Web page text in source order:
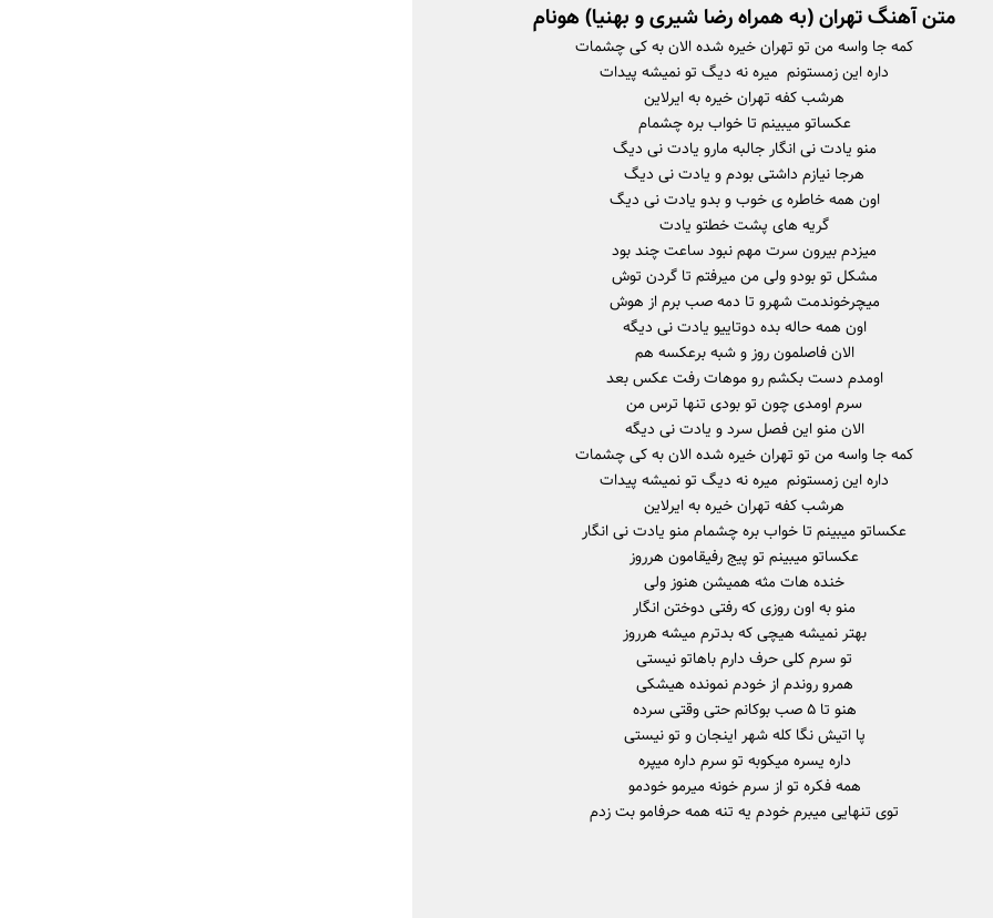
متن آهنگ تهران (به همراه رضا شیری و بهنیا) هونام
کمه جا واسه من تو تهران خیره شده الان به کی چشمات
داره این زمستونم میره نه دیگ تو نمیشه پیدات
هرشب کفه تهران خیره به ایرلاین
عکساتو میبینم تا خواب بره چشمام
منو یادت نی انگار جالبه مارو یادت نی دیگ
هرجا نیازم داشتی بودم و یادت نی دیگ
اون همه خاطره ی خوب و بدو یادت نی دیگ
گریه های پشت خطتو یادت
میزدم بیرون سرت مهم نبود ساعت چند بود
مشکل تو بودو ولی من میرفتم تا گردن توش
میچرخوندمت شهرو تا دمه صب برم از هوش
اون همه حاله بده دوتاییو یادت نی ‌دیگه
الان فاصلمون روز و شبه برعکسه هم
اومدم دست بکشم رو موهات رفت عکس بعد
سرم اومدی چون تو بودی تنها ترس من
الان منو این فصل سرد و یادت نی دیگه
کمه جا واسه من تو تهران خیره شده الان به کی چشمات
داره این زمستونم میره نه دیگ تو نمیشه پیدات
هرشب کفه تهران خیره به ایرلاین
عکساتو میبینم تا خواب بره چشمام منو یادت نی انگار
عکساتو میبینم تو پیج رفیقامون هرروز
خنده هات مثه همیشن هنوز ولی
منو به اون روزی که رفتی دوختن انگار
بهتر نمیشه هیچی که بدترم میشه هرروز
تو سرم کلی حرف دارم باهاتو نیستی
همرو روندم از خودم نمونده هیشکی
هنو تا ۵ صب بوکانم حتی وقتی سرده
پا اتیش نگا کله شهر اینجان و تو نیستی
داره یسره میکوبه تو سرم داره میپره
همه فکره تو از سرم خونه میرمو خودمو
توی تنهایی میبرم خودم یه تنه همه حرفامو بت زدم